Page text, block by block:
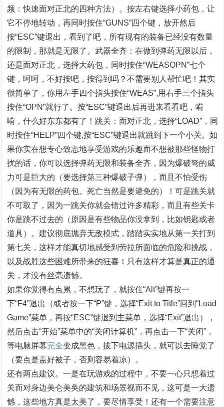
频：快速面对正北的四种方法）。按左右键选择小药包，让
它不停地转动，再同时按住“GUNS”四个键，放开然后
按“ESC”键退出，看到了吧，所有现有的装备已经没有数量
的限制，那就是无限了。武器全齐：在做到弹药无限以后，
还是面对正北，选择大药包，同时按住“WEASOPN”七个
键，呵呵，不好按吧，按得到吗？不需要别人帮忙吧！其实
很简单了，你用左手四个指头按住“WEAS”,用右手三个指头
按住“OPN”就行了。按“ESC”键退出后再进来看看吧，嗬
嗬，什么好东东都有了！跳关：面对正北，选择“LOAD”，同
时按住“HELP”四个键,按“ESC”键退出就跳到下一个小关。如
果你实在想专心致志地享受游戏的乐趣而不想被那些怪物打
扰的话，你可以选择弹药无限和装备全齐，因为爆破弩的威
力可是巨大的（要选择第三种爆破子弹），而且不怕受伤
（因为有无限的药包。死亡当然是要避免的）！可是跳关就
不可取了，因为一跳关你就会错过许多精彩，而且有些关卡
你是跳不过去的（原因是有些物品你没拿到，比如钥匙或者
道具）。建议彻底抛弃无敌模式，踏踏实实地从第一关打到
第七关，这样才能真切地感受到劳拉所面临的危险和挑战，
以及战胜这些困难所带来的狂喜！只有这样才算是真正的通
关，才没有丝毫遗憾。
如果你觉得有点累，不想玩了，就按住“Alt”键再按一
下“F4”退出（或者按一下“P”键，选择“Exit to Title”回到“Load
Game”菜单，再按“ESC”键退到主菜单，选择“Exit”退出），
然后点击“开始”菜单中的“关闭计算机”，再点击一下“关闭”，
等电脑屏幕完全变成黑色，拔下电源插头，就可以去睡觉了
（要点是盖好被子，否则容易着凉）。
还有两点建议。一是在玩游戏的过程中，不要一心只想着过
关而对身边美仑美奂的建筑和场景视而不见，这可是一大遗
憾，这些地方真是太美了，要尽情享受！还有一个需要注意